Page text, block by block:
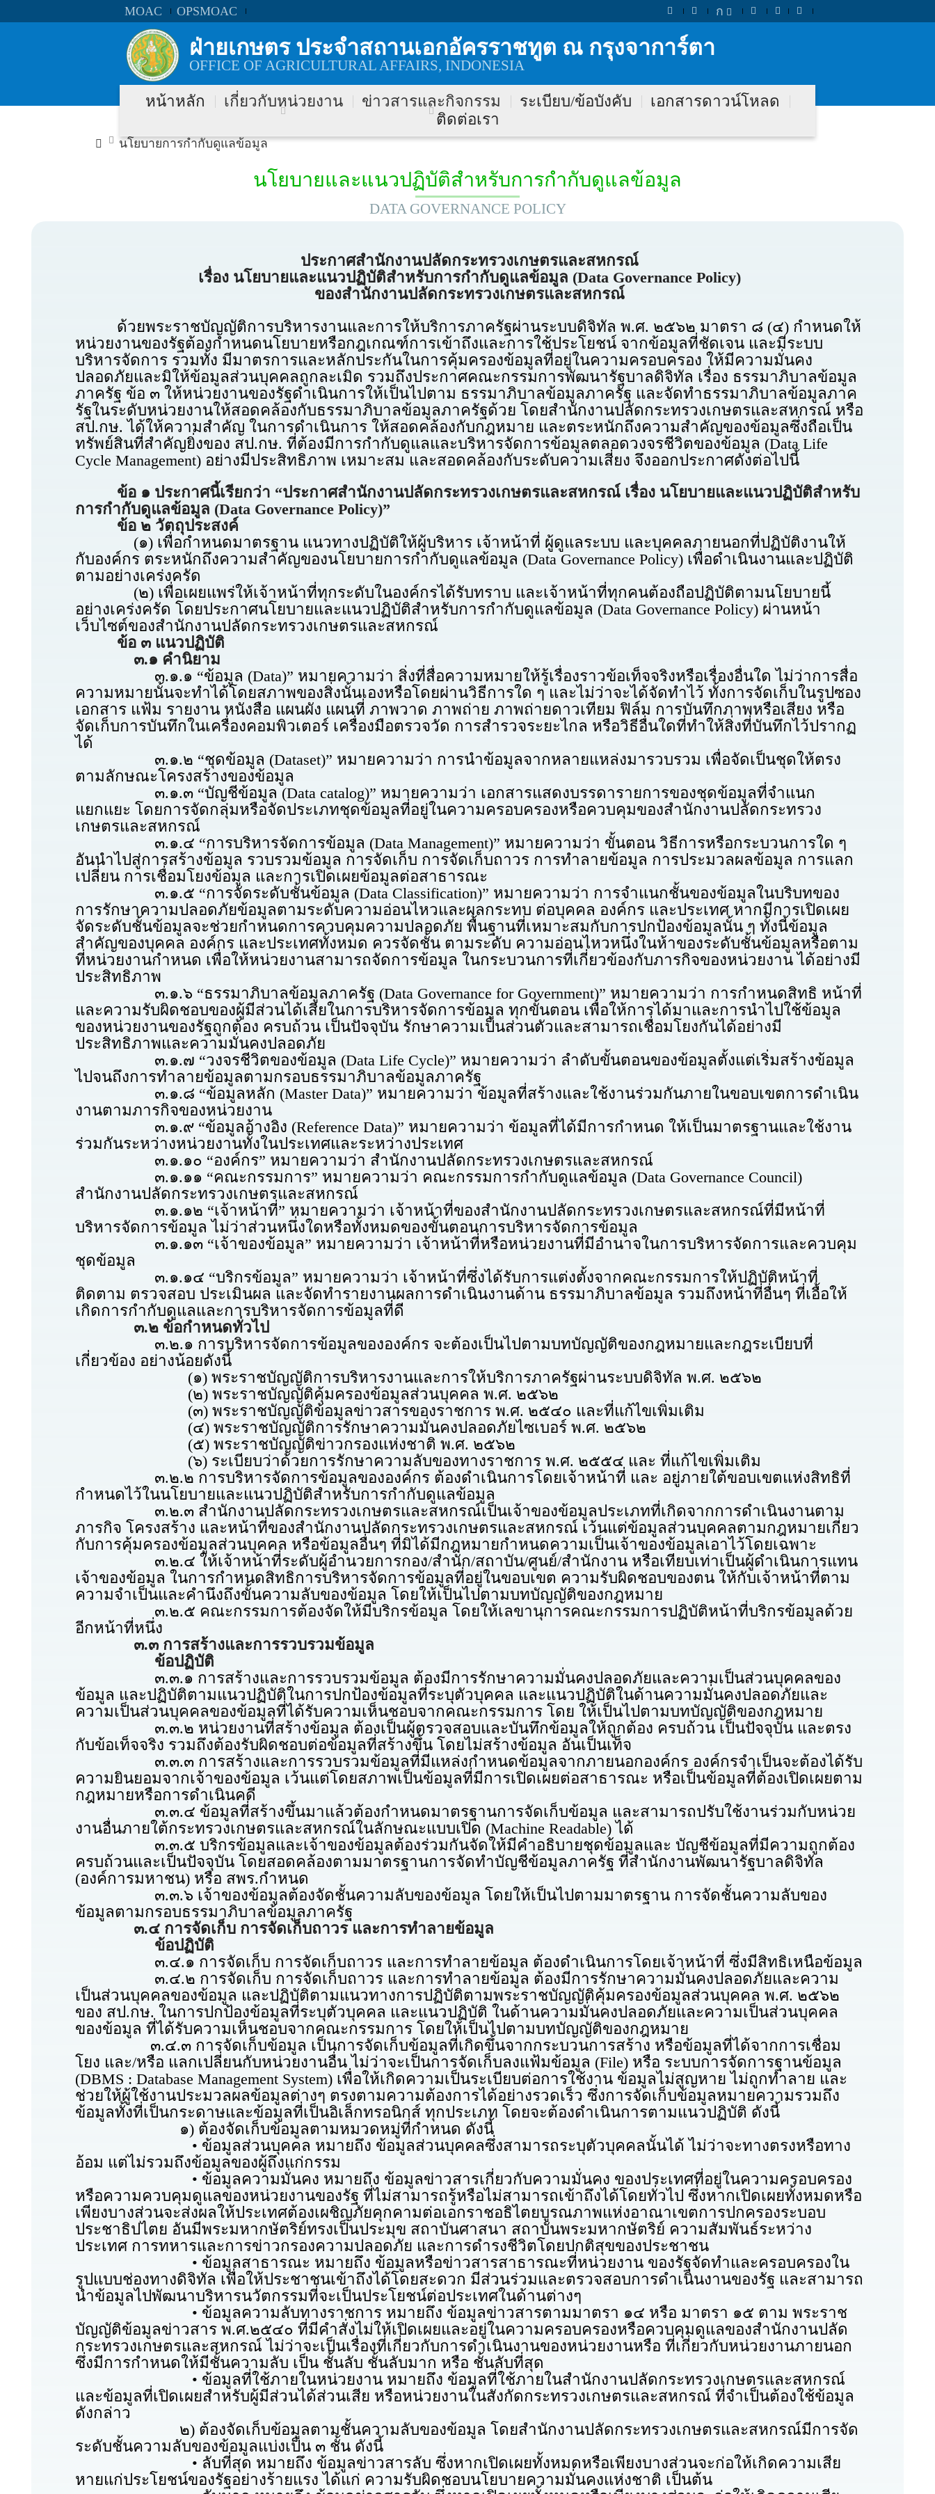
MOAC OPSMOAC ก
ฝ่ายเกษตร ประจำสถานเอกอัครราชทูต ณ กรุงจาการ์ตา
OFFICE OF AGRICULTURAL AFFAIRS, INDONESIA
หน้าหลัก เกี่ยวกับหน่วยงาน ข่าวสารและกิจกรรม ระเบียบ/ข้อบังคับ
เอกสารดาวน์โหลด
ติดต่อเรา
นโยบายการกำกับดูแลข้อมูล
นโยบายและแนวปฏิบัติสำหรับการกำกับดูแลข้อมูล
DATA GOVERNANCE POLICY
ประกาศสำนักงานปลัดกระทรวงเกษตรและสหกรณ์
เรื่อง นโยบายและแนวปฏิบัติสำหรับการกำกับดูแลข้อมูล (Data Governance Policy)
ของสำนักงานปลัดกระทรวงเกษตรและสหกรณ์
ด้วยพระราชบัญญัติการบริหารงานและการให้บริการภาครัฐผ่านระบบดิจิทัล พ.ศ. ๒๕๖๒ มาตรา ๘ (๔) กำหนดให้
หน่วยงานของรัฐต้องกำหนดนโยบายหรือกฎเกณฑ์การเข้าถึงและการใช้ประโยชน์ จากข้อมูลที่ชัดเจน และมีระบบ
บริหารจัดการ รวมทั้ง มีมาตรการและหลักประกันในการคุ้มครองข้อมูลที่อยู่ในความครอบครอง ให้มีความมั่นคง
ปลอดภัยและมิให้ข้อมูลส่วนบุคคลถูกละเมิด รวมถึงประกาศคณะกรรมการพัฒนารัฐบาลดิจิทัล เรื่อง ธรรมาภิบาลข้อมูล
ภาครัฐ ข้อ ๓ ให้หน่วยงานของรัฐดำเนินการให้เป็นไปตาม ธรรมาภิบาลข้อมูลภาครัฐ และจัดทำธรรมาภิบาลข้อมูลภาค
รัฐในระดับหน่วยงานให้สอดคล้องกับธรรมาภิบาลข้อมูลภาครัฐด้วย โดยสำนักงานปลัดกระทรวงเกษตรและสหกรณ์ หรือ
สป.กษ. ได้ให้ความสำคัญ ในการดำเนินการ ให้สอดคล้องกับกฎหมาย และตระหนักถึงความสำคัญของข้อมูลซึ่งถือเป็น
ทรัพย์สินที่สำคัญยิ่งของ สป.กษ. ที่ต้องมีการกำกับดูแลและบริหารจัดการข้อมูลตลอดวงจรชีวิตของข้อมูล (Data Life
Cycle Management) อย่างมีประสิทธิภาพ เหมาะสม และสอดคล้องกับระดับความเสี่ยง จึงออกประกาศดังต่อไปนี้
ข้อ ๑ ประกาศนี้เรียกว่า “ประกาศสำนักงานปลัดกระทรวงเกษตรและสหกรณ์ เรื่อง นโยบายและแนวปฏิบัติสำหรับ
การกำกับดูแลข้อมูล (Data Governance Policy)”
ข้อ ๒ วัตถุประสงค์
(๑) เพื่อกำหนดมาตรฐาน แนวทางปฏิบัติให้ผู้บริหาร เจ้าหน้าที่ ผู้ดูแลระบบ และบุคคลภายนอกที่ปฏิบัติงานให้
กับองค์กร ตระหนักถึงความสำคัญของนโยบายการกำกับดูแลข้อมูล (Data Governance Policy) เพื่อดำเนินงานและปฏิบัติ
ตามอย่างเคร่งครัด
(๒) เพื่อเผยแพร่ให้เจ้าหน้าที่ทุกระดับในองค์กรได้รับทราบ และเจ้าหน้าที่ทุกคนต้องถือปฏิบัติตามนโยบายนี้
อย่างเคร่งครัด โดยประกาศนโยบายและแนวปฏิบัติสำหรับการกำกับดูแลข้อมูล (Data Governance Policy) ผ่านหน้า
เว็บไซต์ของสำนักงานปลัดกระทรวงเกษตรและสหกรณ์
ข้อ ๓ แนวปฏิบัติ
๓.๑ คำนิยาม
๓.๑.๑ “ข้อมูล (Data)” หมายความว่า สิ่งที่สื่อความหมายให้รู้เรื่องราวข้อเท็จจริงหรือเรื่องอื่นใด ไม่ว่าการสื่อ
ความหมายนั้นจะทำได้โดยสภาพของสิ่งนั้นเองหรือโดยผ่านวิธีการใด ๆ และไม่ว่าจะได้จัดทำไว้ ทั้งการจัดเก็บในรูปซอง
เอกสาร แฟ้ม รายงาน หนังสือ แผนผัง แผนที่ ภาพวาด ภาพถ่าย ภาพถ่ายดาวเทียม ฟิล์ม การบันทึกภาพหรือเสียง หรือ
จัดเก็บการบันทึกในเครื่องคอมพิวเตอร์ เครื่องมือตรวจวัด การสำรวจระยะไกล หรือวิธีอื่นใดที่ทำให้สิ่งที่บันทึกไว้ปรากฏ
ได้
๓.๑.๒ “ชุดข้อมูล (Dataset)” หมายความว่า การนำข้อมูลจากหลายแหล่งมารวบรวม เพื่อจัดเป็นชุดให้ตรง
ตามลักษณะโครงสร้างของข้อมูล
๓.๑.๓ “บัญชีข้อมูล (Data catalog)” หมายความว่า เอกสารแสดงบรรดารายการของชุดข้อมูลที่จำแนก
แยกแยะ โดยการจัดกลุ่มหรือจัดประเภทชุดข้อมูลที่อยู่ในความครอบครองหรือควบคุมของสำนักงานปลัดกระทรวง
เกษตรและสหกรณ์
๓.๑.๔ “การบริหารจัดการข้อมูล (Data Management)” หมายความว่า ขั้นตอน วิธีการหรือกระบวนการใด ๆ
อันนำไปสู่การสร้างข้อมูล รวบรวมข้อมูล การจัดเก็บ การจัดเก็บถาวร การทำลายข้อมูล การประมวลผลข้อมูล การแลก
เปลี่ยน การเชื่อมโยงข้อมูล และการเปิดเผยข้อมูลต่อสาธารณะ
๓.๑.๕ “การจัดระดับชั้นข้อมูล (Data Classification)” หมายความว่า การจำแนกชั้นของข้อมูลในบริบทของ
การรักษาความปลอดภัยข้อมูลตามระดับความอ่อนไหวและผลกระทบ ต่อบุคคล องค์กร และประเทศ หากมีการเปิดเผย
จัดระดับชั้นข้อมูลจะช่วยกำหนดการควบคุมความปลอดภัย พื้นฐานที่เหมาะสมกับการปกป้องข้อมูลนั้น ๆ ทั้งนี้ข้อมูล
สำคัญของบุคคล องค์กร และประเทศทั้งหมด ควรจัดชั้น ตามระดับ ความอ่อนไหวหนึ่งในห้าของระดับชั้นข้อมูลหรือตาม
ที่หน่วยงานกำหนด เพื่อให้หน่วยงานสามารถจัดการข้อมูล ในกระบวนการที่เกี่ยวข้องกับภารกิจของหน่วยงาน ได้อย่างมี
ประสิทธิภาพ
๓.๑.๖ “ธรรมาภิบาลข้อมูลภาครัฐ (Data Governance for Government)” หมายความว่า การกำหนดสิทธิ หน้าที่
และความรับผิดชอบของผู้มีส่วนได้เสียในการบริหารจัดการข้อมูล ทุกขั้นตอน เพื่อให้การได้มาและการนำไปใช้ข้อมูล
ของหน่วยงานของรัฐถูกต้อง ครบถ้วน เป็นปัจจุบัน รักษาความเป็นส่วนตัวและสามารถเชื่อมโยงกันได้อย่างมี
ประสิทธิภาพและความมั่นคงปลอดภัย
๓.๑.๗ “วงจรชีวิตของข้อมูล (Data Life Cycle)” หมายความว่า ลำดับขั้นตอนของข้อมูลตั้งแต่เริ่มสร้างข้อมูล
ไปจนถึงการทำลายข้อมูลตามกรอบธรรมาภิบาลข้อมูลภาครัฐ
๓.๑.๘ “ข้อมูลหลัก (Master Data)” หมายความว่า ข้อมูลที่สร้างและใช้งานร่วมกันภายในขอบเขตการดำเนิน
งานตามภารกิจของหน่วยงาน
๓.๑.๙ “ข้อมูลอ้างอิง (Reference Data)” หมายความว่า ข้อมูลที่ได้มีการกำหนด ให้เป็นมาตรฐานและใช้งาน
ร่วมกันระหว่างหน่วยงานทั้งในประเทศและระหว่างประเทศ
๓.๑.๑๐ “องค์กร” หมายความว่า สำนักงานปลัดกระทรวงเกษตรและสหกรณ์
๓.๑.๑๑ “คณะกรรมการ” หมายความว่า คณะกรรมการกำกับดูแลข้อมูล (Data Governance Council)
สำนักงานปลัดกระทรวงเกษตรและสหกรณ์
๓.๑.๑๒ “เจ้าหน้าที่” หมายความว่า เจ้าหน้าที่ของสำนักงานปลัดกระทรวงเกษตรและสหกรณ์ที่มีหน้าที่
บริหารจัดการข้อมูล ไม่ว่าส่วนหนึ่งใดหรือทั้งหมดของขั้นตอนการบริหารจัดการข้อมูล
๓.๑.๑๓ “เจ้าของข้อมูล” หมายความว่า เจ้าหน้าที่หรือหน่วยงานที่มีอำนาจในการบริหารจัดการและควบคุม
ชุดข้อมูล
๓.๑.๑๔ “บริกรข้อมูล” หมายความว่า เจ้าหน้าที่ซึ่งได้รับการแต่งตั้งจากคณะกรรมการให้ปฏิบัติหน้าที่
ติดตาม ตรวจสอบ ประเมินผล และจัดทำรายงานผลการดำเนินงานด้าน ธรรมาภิบาลข้อมูล รวมถึงหน้าที่อื่นๆ ที่เอื้อให้
เกิดการกำกับดูแลและการบริหารจัดการข้อมูลที่ดี
๓.๒ ข้อกำหนดทั่วไป
๓.๒.๑ การบริหารจัดการข้อมูลขององค์กร จะต้องเป็นไปตามบทบัญญัติของกฎหมายและกฎระเบียบที่
เกี่ยวข้อง อย่างน้อยดังนี้
(๑) พระราชบัญญัติการบริหารงานและการให้บริการภาครัฐผ่านระบบดิจิทัล พ.ศ. ๒๕๖๒
(๒) พระราชบัญญัติคุ้มครองข้อมูลส่วนบุคคล พ.ศ. ๒๕๖๒
(๓) พระราชบัญญัติข้อมูลข่าวสารของราชการ พ.ศ. ๒๕๔๐ และที่แก้ไขเพิ่มเติม
(๔) พระราชบัญญัติการรักษาความมั่นคงปลอดภัยไซเบอร์ พ.ศ. ๒๕๖๒
(๕) พระราชบัญญัติข่าวกรองแห่งชาติ พ.ศ. ๒๕๖๒
(๖) ระเบียบว่าด้วยการรักษาความลับของทางราชการ พ.ศ. ๒๕๕๔ และ ที่แก้ไขเพิ่มเติม
๓.๒.๒ การบริหารจัดการข้อมูลขององค์กร ต้องดำเนินการโดยเจ้าหน้าที่ และ อยู่ภายใต้ขอบเขตแห่งสิทธิที่
กำหนดไว้ในนโยบายและแนวปฏิบัติสำหรับการกำกับดูแลข้อมูล
๓.๒.๓ สำนักงานปลัดกระทรวงเกษตรและสหกรณ์เป็นเจ้าของข้อมูลประเภทที่เกิดจากการดำเนินงานตาม
ภารกิจ โครงสร้าง และหน้าที่ของสำนักงานปลัดกระทรวงเกษตรและสหกรณ์ เว้นแต่ข้อมูลส่วนบุคคลตามกฎหมายเกี่ยว
กับการคุ้มครองข้อมูลส่วนบุคคล หรือข้อมูลอื่นๆ ที่มิได้มีกฎหมายกำหนดความเป็นเจ้าของข้อมูลเอาไว้โดยเฉพาะ
๓.๒.๔ ให้เจ้าหน้าที่ระดับผู้อำนวยการกอง/สำนัก/สถาบัน/ศูนย์/สำนักงาน หรือเทียบเท่าเป็นผู้ดำเนินการแทน
เจ้าของข้อมูล ในการกำหนดสิทธิการบริหารจัดการข้อมูลที่อยู่ในขอบเขต ความรับผิดชอบของตน ให้กับเจ้าหน้าที่ตาม
ความจำเป็นและคำนึงถึงขั้นความลับของข้อมูล โดยให้เป็นไปตามบทบัญญัติของกฎหมาย
๓.๒.๕ คณะกรรมการต้องจัดให้มีบริกรข้อมูล โดยให้เลขานุการคณะกรรมการปฏิบัติหน้าที่บริกรข้อมูลด้วย
อีกหน้าที่หนึ่ง
๓.๓ การสร้างและการรวบรวมข้อมูล
ข้อปฏิบัติ
๓.๓.๑ การสร้างและการรวบรวมข้อมูล ต้องมีการรักษาความมั่นคงปลอดภัยและความเป็นส่วนบุคคลของ
ข้อมูล และปฏิบัติตามแนวปฏิบัติในการปกป้องข้อมูลที่ระบุตัวบุคคล และแนวปฏิบัติในด้านความมั่นคงปลอดภัยและ
ความเป็นส่วนบุคคลของข้อมูลที่ได้รับความเห็นชอบจากคณะกรรมการ โดย ให้เป็นไปตามบทบัญญัติของกฎหมาย
๓.๓.๒ หน่วยงานที่สร้างข้อมูล ต้องเป็นผู้ตรวจสอบและบันทึกข้อมูลให้ถูกต้อง ครบถ้วน เป็นปัจจุบัน และตรง
กับข้อเท็จจริง รวมถึงต้องรับผิดชอบต่อข้อมูลที่สร้างขึ้น โดยไม่สร้างข้อมูล อันเป็นเท็จ
๓.๓.๓ การสร้างและการรวบรวมข้อมูลที่มีแหล่งกำหนดข้อมูลจากภายนอกองค์กร องค์กรจำเป็นจะต้องได้รับ
ความยินยอมจากเจ้าของข้อมูล เว้นแต่โดยสภาพเป็นข้อมูลที่มีการเปิดเผยต่อสาธารณะ หรือเป็นข้อมูลที่ต้องเปิดเผยตาม
กฎหมายหรือการดำเนินคดี
๓.๓.๔ ข้อมูลที่สร้างขึ้นมาแล้วต้องกำหนดมาตรฐานการจัดเก็บข้อมูล และสามารถปรับใช้งานร่วมกับหน่วย
งานอื่นภายใต้กระทรวงเกษตรและสหกรณ์ในลักษณะแบบเปิด (Machine Readable) ได้
๓.๓.๕ บริกรข้อมูลและเจ้าของข้อมูลต้องร่วมกันจัดให้มีคำอธิบายชุดข้อมูลและ บัญชีข้อมูลที่มีความถูกต้อง
ครบถ้วนและเป็นปัจจุบัน โดยสอดคล้องตามมาตรฐานการจัดทำบัญชีข้อมูลภาครัฐ ที่สำนักงานพัฒนารัฐบาลดิจิทัล
(องค์การมหาชน) หรือ สพร.กำหนด
๓.๓.๖ เจ้าของข้อมูลต้องจัดชั้นความลับของข้อมูล โดยให้เป็นไปตามมาตรฐาน การจัดชั้นความลับของ
ข้อมูลตามกรอบธรรมาภิบาลข้อมูลภาครัฐ
๓.๔ การจัดเก็บ การจัดเก็บถาวร และการทำลายข้อมูล
ข้อปฏิบัติ
๓.๔.๑ การจัดเก็บ การจัดเก็บถาวร และการทำลายข้อมูล ต้องดำเนินการโดยเจ้าหน้าที่ ซึ่งมีสิทธิเหนือข้อมูล
๓.๔.๒ การจัดเก็บ การจัดเก็บถาวร และการทำลายข้อมูล ต้องมีการรักษาความมั่นคงปลอดภัยและความ
เป็นส่วนบุคคลของข้อมูล และปฏิบัติตามแนวทางการปฏิบัติตามพระราชบัญญัติคุ้มครองข้อมูลส่วนบุคคล พ.ศ. ๒๕๖๒
ของ สป.กษ. ในการปกป้องข้อมูลที่ระบุตัวบุคคล และแนวปฏิบัติ ในด้านความมั่นคงปลอดภัยและความเป็นส่วนบุคคล
ของข้อมูล ที่ได้รับความเห็นชอบจากคณะกรรมการ โดยให้เป็นไปตามบทบัญญัติของกฎหมาย
๓.๔.๓ การจัดเก็บข้อมูล เป็นการจัดเก็บข้อมูลที่เกิดขึ้นจากกระบวนการสร้าง หรือข้อมูลที่ได้จากการเชื่อม
โยง และ/หรือ แลกเปลี่ยนกับหน่วยงานอื่น ไม่ว่าจะเป็นการจัดเก็บลงแฟ้มข้อมูล (File) หรือ ระบบการจัดการฐานข้อมูล
(DBMS : Database Management System) เพื่อให้เกิดความเป็นระเบียบต่อการใช้งาน ข้อมูลไม่สูญหาย ไม่ถูกทำลาย และ
ช่วยให้ผู้ใช้งานประมวลผลข้อมูลต่างๆ ตรงตามความต้องการได้อย่างรวดเร็ว ซึ่งการจัดเก็บข้อมูลหมายความรวมถึง
ข้อมูลทั้งที่เป็นกระดาษและข้อมูลที่เป็นอิเล็กทรอนิกส์ ทุกประเภท โดยจะต้องดำเนินการตามแนวปฏิบัติ ดังนี้
๑) ต้องจัดเก็บข้อมูลตามหมวดหมู่ที่กำหนด ดังนี้
• ข้อมูลส่วนบุคคล หมายถึง ข้อมูลส่วนบุคคลซึ่งสามารถระบุตัวบุคคลนั้นได้ ไม่ว่าจะทางตรงหรือทาง
อ้อม แต่ไม่รวมถึงข้อมูลของผู้ถึงแก่กรรม
• ข้อมูลความมั่นคง หมายถึง ข้อมูลข่าวสารเกี่ยวกับความมั่นคง ของประเทศที่อยู่ในความครอบครอง
หรือความควบคุมดูแลของหน่วยงานของรัฐ ที่ไม่สามารถรู้หรือไม่สามารถเข้าถึงได้โดยทั่วไป ซึ่งหากเปิดเผยทั้งหมดหรือ
เพียงบางส่วนจะส่งผลให้ประเทศต้องเผชิญภัยคุกคามต่อเอกราชอธิไตยบูรณภาพแห่งอาณาเขตการปกครองระบอบ
ประชาธิปไตย อันมีพระมหากษัตริย์ทรงเป็นประมุข สถาบันศาสนา สถาบันพระมหากษัตริย์ ความสัมพันธ์ระหว่าง
ประเทศ การทหารและการข่าวกรองความปลอดภัย และการดำรงชีวิตโดยปกติสุขของประชาชน
• ข้อมูลสาธารณะ หมายถึง ข้อมูลหรือข่าวสารสาธารณะที่หน่วยงาน ของรัฐจัดทำและครอบครองใน
รูปแบบช่องทางดิจิทัล เพื่อให้ประชาชนเข้าถึงได้โดยสะดวก มีส่วนร่วมและตรวจสอบการดำเนินงานของรัฐ และสามารถ
นำข้อมูลไปพัฒนาบริหารนวัตกรรมที่จะเป็นประโยชน์ต่อประเทศในด้านต่างๆ
• ข้อมูลความลับทางราชการ หมายถึง ข้อมูลข่าวสารตามมาตรา ๑๔ หรือ มาตรา ๑๕ ตาม พระราช
บัญญัติข้อมูลข่าวสาร พ.ศ.๒๕๔๐ ที่มีคำสั่งไม่ให้เปิดเผยและอยู่ในความครอบครองหรือควบคุมดูแลของสำนักงานปลัด
กระทรวงเกษตรและสหกรณ์ ไม่ว่าจะเป็นเรื่องที่เกี่ยวกับการดำเนินงานของหน่วยงานหรือ ที่เกี่ยวกับหน่วยงานภายนอก
ซึ่งมีการกำหนดให้มีชั้นความลับ เป็น ชั้นลับ ชั้นลับมาก หรือ ชั้นลับที่สุด
• ข้อมูลที่ใช้ภายในหน่วยงาน หมายถึง ข้อมูลที่ใช้ภายในสำนักงานปลัดกระทรวงเกษตรและสหกรณ์
และข้อมูลที่เปิดเผยสำหรับผู้มีส่วนได้ส่วนเสีย หรือหน่วยงานในสังกัดกระทรวงเกษตรและสหกรณ์ ที่จำเป็นต้องใช้ข้อมูล
ดังกล่าว
๒) ต้องจัดเก็บข้อมูลตามชั้นความลับของข้อมูล โดยสำนักงานปลัดกระทรวงเกษตรและสหกรณ์มีการจัด
ระดับชั้นความลับของข้อมูลแบ่งเป็น ๓ ชั้น ดังนี้
• ลับที่สุด หมายถึง ข้อมูลข่าวสารลับ ซึ่งหากเปิดเผยทั้งหมดหรือเพียงบางส่วนจะก่อให้เกิดความเสีย
หายแก่ประโยชน์ของรัฐอย่างร้ายแรง ได้แก่ ความรับผิดชอบนโยบายความมั่นคงแห่งชาติ เป็นต้น